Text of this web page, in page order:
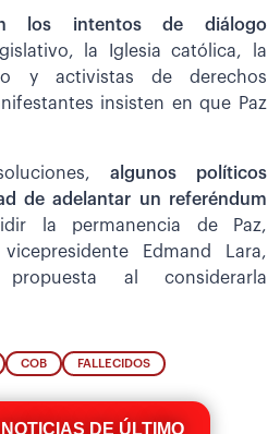
los intentos de diálogo
la Iglesia católica, la
y activistas de derechos
insisten en que Paz
algunos políticos
de adelantar un referéndum
la permanencia de Paz,
Edmand Lara,
al considerarla
COB FALLECIDOS
DE ÚLTIMO